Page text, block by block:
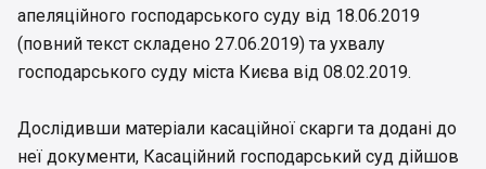
апеляційного господарського суду від 18.06.2019
(повний текст складено 27.06.2019) та ухвалу
господарського суду міста Києва від 08.02.2019.
Дослідивши матеріали касаційної скарги та додані до
неї документи, Касаційний господарський суд дійшов